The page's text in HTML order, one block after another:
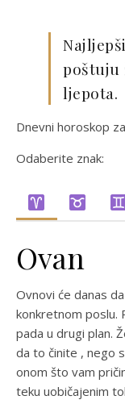
poštuju
ljepota.
Dnevni horoskop
Odaberite znak:
Ovan
Ovnovi će danas
konkretnom poslu.
pada u drugi plan.
da to činite , nego
onom što vam
teku uobičajenim